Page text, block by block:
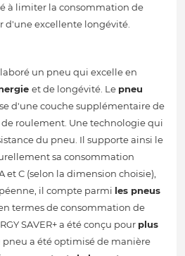
à limiter la consommation de
d'une excellente longévité.
un pneu qui excelle en
et de longévité. Le pneu
d'une couche supplémentaire de
roulement. Une technologie qui
du pneu. Il supporte ainsi le
sa consommation
et C (selon la dimension choisie),
il compte parmi les pneus
termes de consommation de
SAVER+ a été conçu pour plus
pneu a été optimisé de manière